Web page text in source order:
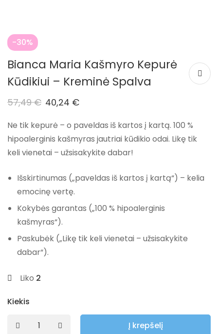
-30%
Bianca Maria Kašmyro Kepurė
Kūdikiui – Kreminė Spalva
57,49€ 40,24 €
Ne tik kepurė – o paveldas iš kartos į kartą. 100 %
hipoalerginis kašmyras jautriai kūdikio odai. Likę tik
keli vienetai – užsisakykite dabar!
Išskirtinumas („paveldas iš kartos į kartą“) – kelia
emocinę vertę.
Kokybės garantas („100 % hipoalerginis
kašmyras“).
Paskubėk („Likę tik keli vienetai – užsisakykite
dabar“).
Liko 2
Kiekis
Į krepšelį